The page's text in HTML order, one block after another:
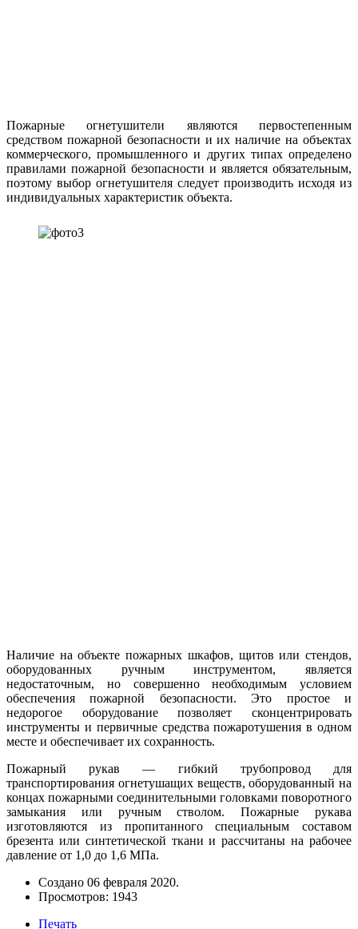
Пожарные огнетушители являются первостепенным
средством пожарной безопасности и их наличие на объектах
коммерческого, промышленного и других типах определено
правилами пожарной безопасности и является обязательным,
поэтому выбор огнетушителя следует производить исходя из
индивидуальных характеристик объекта.
Наличие на объекте пожарных шкафов, щитов или стендов,
оборудованных ручным инструментом, является
недостаточным, но совершенно необходимым условием
обеспечения пожарной безопасности. Это простое и
недорогое оборудование позволяет сконцентрировать
инструменты и первичные средства пожаротушения в одном
месте и обеспечивает их сохранность.
Пожарный рукав — гибкий трубопровод для
транспортирования огнетушащих веществ, оборудованный на
концах пожарными соединительными головками поворотного
замыкания или ручным стволом. Пожарные рукава
изготовляются из пропитанного специальным составом
брезента или синтетической ткани и рассчитаны на рабочее
давление от 1,0 до 1,6 МПа.
Создано 06 февраля 2020.
Просмотров: 1943
Печать